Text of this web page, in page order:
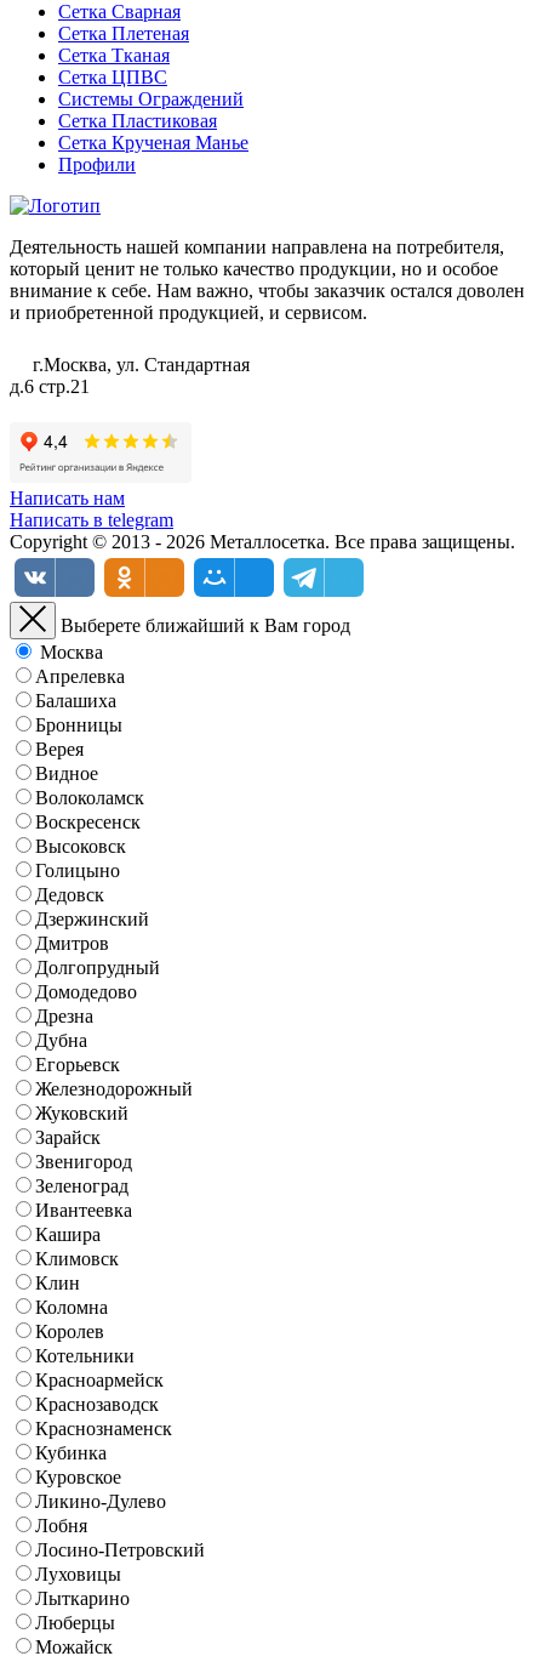
Сетка Сварная
Сетка Плетеная
Сетка Тканая
Сетка ЦПВС
Системы Ограждений
Сетка Пластиковая
Сетка Крученая Манье
Профили
Деятельность нашей компании направлена на потребителя,
который ценит не только качество продукции, но и особое
внимание к себе. Нам важно, чтобы заказчик остался доволен
и приобретенной продукцией, и сервисом.
г.Москва, ул. Стандартная
д.6 стр.21
Написать нам
Написать в telegram
Copyright © 2013 - 2026 Металлосетка. Все права защищены.
Выберете ближайший к Вам город
Москва
Апрелевка
Балашиха
Бронницы
Верея
Видное
Волоколамск
Воскресенск
Высоковск
Голицыно
Дедовск
Дзержинский
Дмитров
Долгопрудный
Домодедово
Дрезна
Дубна
Егорьевск
Железнодорожный
Жуковский
Зарайск
Звенигород
Зеленоград
Ивантеевка
Кашира
Климовск
Клин
Коломна
Королев
Котельники
Красноармейск
Краснозаводск
Краснознаменск
Кубинка
Куровское
Ликино-Дулево
Лобня
Лосино-Петровский
Луховицы
Лыткарино
Люберцы
Можайск